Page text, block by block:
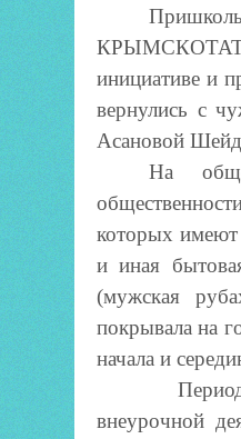
инициативе и
вернулись с
Асановой
На
которых имеют
и иная
(мужская
покрывала на
начала и
внеурочной